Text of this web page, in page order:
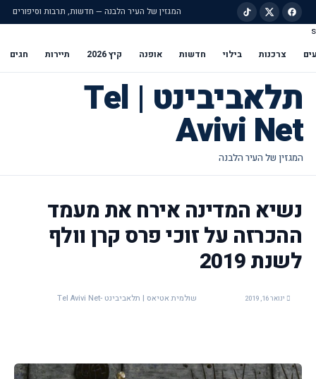
המגזין של העיר הלבנה — חדשות, תרבות וסיפורים
s
צרכנות בילוי חדשות אופנה קיץ 2026 תיירות חגים
תלאביבינט | Tel
Avivi Net
נשיא המדינה אירח את מעמד
ההכרזה על זוכי פרס קרן וולף
לשנת 2019
ינואר 16, 2019 שולמית אטיאס | תלאביבינט -Tel Avivi Net